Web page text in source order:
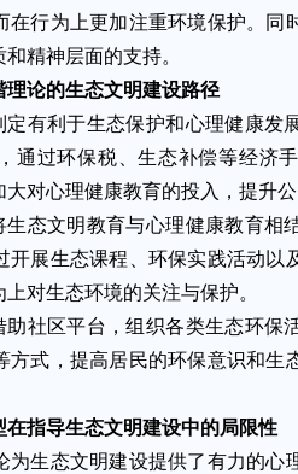
在行为上更加注重环境保护。同
精神层面的支持。
理论的生态文明建设路径
利于生态保护和心理健康发
通过环保税、生态补偿等经济
对心理健康教育的投入，提升
文明教育与心理健康教育相
开展生态课程、环保实践活动以
对生态环境的关注与保护。
区平台，组织各类生态环保
方式，提高居民的环保意识和生
在指导生态文明建设中的局限性
生态文明建设提供了有力的心